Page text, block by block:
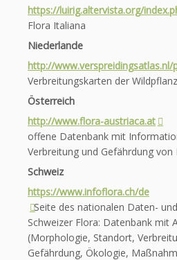
https://luirig.altervista.org/
Flora Italiana
Niederlande
http://www.verspreidingsatlas.nl/
Verbreitungskarten der
Österreich
http://www.flora-austriaca.at
offene Datenbank mit
Verbreitung und Gefährdung von
Schweiz
https://www.infoflora.ch/de
Seite des nationalen Daten-
Schweizer Flora: Datenbank mit
(Morphologie, Standort,
Gefährdung, Ökologie,